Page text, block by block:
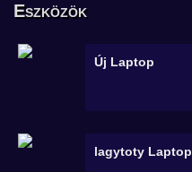
Eszközök
Új Laptop
lagytoty Laptop